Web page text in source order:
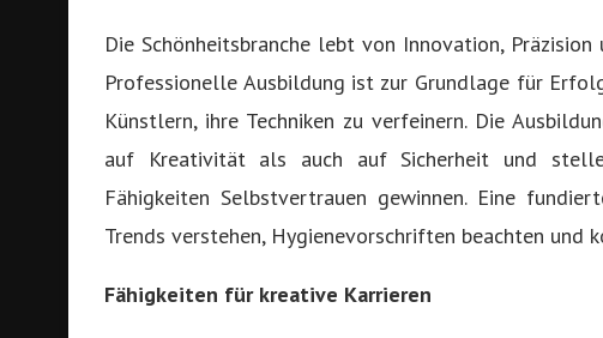
Die Schönheitsbranche lebt von Innovation,
Professionelle Ausbildung ist zur Grundlage für
Künstlern, ihre Techniken zu verfeinern. Die
auf Kreativität als auch auf Sicherheit und
Fähigkeiten Selbstvertrauen gewinnen. Eine
Trends verstehen, Hygienevorschriften beachten und
Fähigkeiten für kreative Karrieren